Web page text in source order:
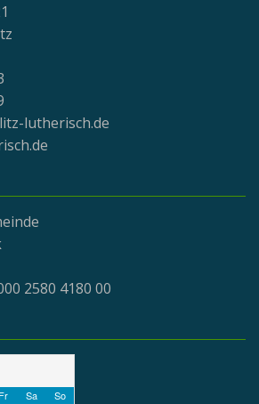
lutherisch.de
2580 4180 00
Fr Sa So